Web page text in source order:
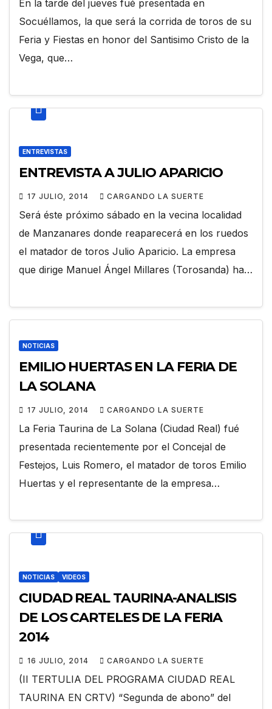
En la tarde del jueves fué presentada en
Socuéllamos, la que será la corrida de toros de su
Feria y Fiestas en honor del Santisimo Cristo de la
Vega, que…
ENTREVISTAS
ENTREVISTA A JULIO APARICIO
17 JULIO, 2014 CARGANDO LA SUERTE
Será éste próximo sábado en la vecina localidad
de Manzanares donde reaparecerá en los ruedos
el matador de toros Julio Aparicio. La empresa
que dirige Manuel Ángel Millares (Torosanda) ha…
NOTICIAS
EMILIO HUERTAS EN LA FERIA DE
LA SOLANA
17 JULIO, 2014 CARGANDO LA SUERTE
La Feria Taurina de La Solana (Ciudad Real) fué
presentada recientemente por el Concejal de
Festejos, Luis Romero, el matador de toros Emilio
Huertas y el representante de la empresa…
NOTICIAS VIDEOS
CIUDAD REAL TAURINA-ANALISIS
DE LOS CARTELES DE LA FERIA
2014
16 JULIO, 2014 CARGANDO LA SUERTE
(II TERTULIA DEL PROGRAMA CIUDAD REAL
TAURINA EN CRTV) “Segunda de abono” del